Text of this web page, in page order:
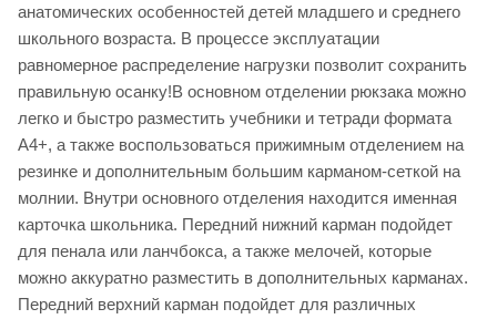
анатомических особенностей детей младшего и среднего
школьного возраста. В процессе эксплуатации
равномерное распределение нагрузки позволит сохранить
правильную осанку!В основном отделении рюкзака можно
легко и быстро разместить учебники и тетради формата
А4+, а также воспользоваться прижимным отделением на
резинке и дополнительным большим карманом-сеткой на
молнии. Внутри основного отделения находится именная
карточка школьника. Передний нижний карман подойдет
для пенала или ланчбокса, а также мелочей, которые
можно аккуратно разместить в дополнительных карманах.
Передний верхний карман подойдет для различных